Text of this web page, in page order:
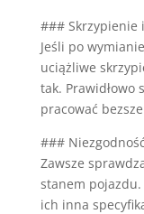
### Skrzypienie
Jeśli po
uciążliwe
tak. Prawidłowo
pracować
###
Zawsze
stanem
ich inna